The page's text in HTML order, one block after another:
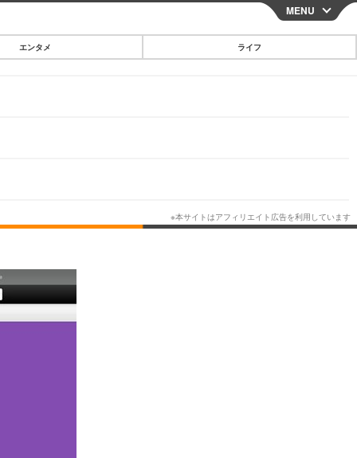
CLOSE
ブログ
グルメ
MENU
エンタメ ライフ